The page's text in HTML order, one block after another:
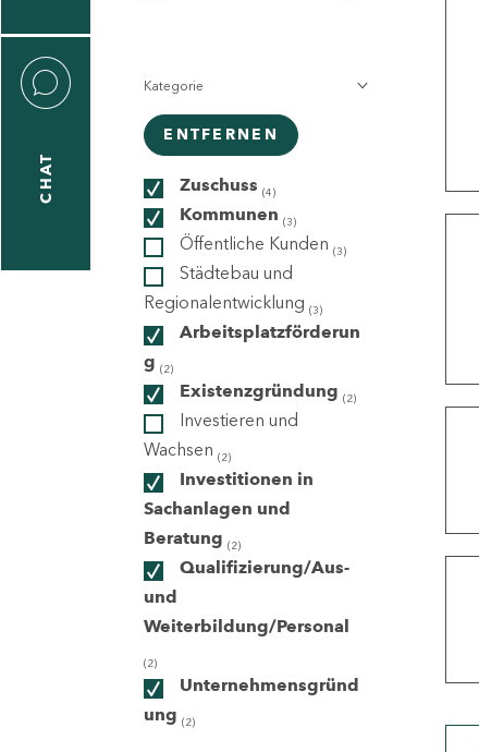
CHAT
Kategorie
ENTFERNEN
Zuschuss (4)
Kommunen (3)
Öffentliche Kunden (3)
Städtebau und
Regionalentwicklung (3)
Arbeitsplatzförderun
g (2)
Existenzgründung (2)
Investieren und
Wachsen (2)
Investitionen in
Sachanlagen und
Beratung (2)
Qualifizierung/Aus-
und
Weiterbildung/Personal
(2)
Unternehmensgründ
ung (2)